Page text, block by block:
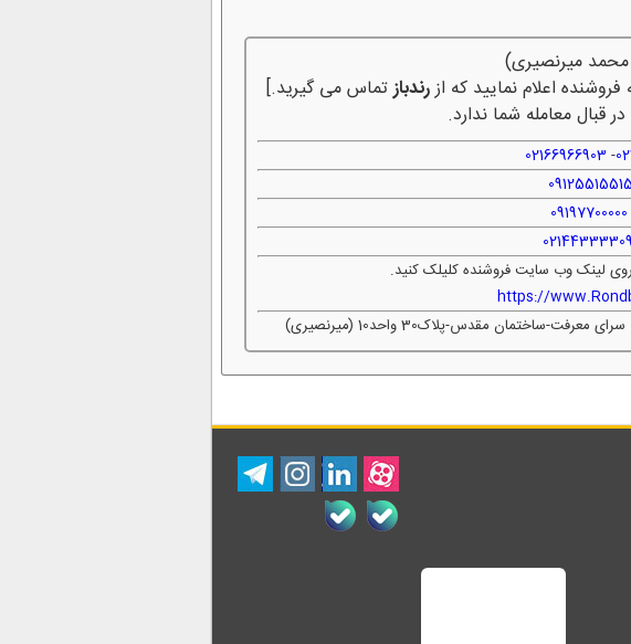
میرنصیری)
اعلام نمایید که ازرندبازتماس می گیرید.]
قبال معامله شما ندارد.
-
02166966903
09125515515
09197700000
02144333309
لینک وب سایت فروشنده کلیلک کنید.
https://
ساختمان مقدس-پلاک30 واحد10 (میرنصیری)